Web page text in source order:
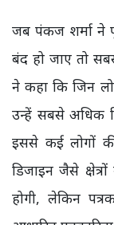
जब पंकज शर्मा ने
बंद हो जाए तो
ने कहा कि जिन
उन्हें सबसे अधिक
इससे कई लोगों
डिजाइन जैसे
होगी, लेकिन